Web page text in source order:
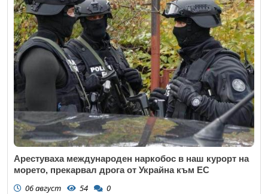
Арестуваха международен наркобос в наш курорт на
морето, прекарвал дрога от Украйна към ЕС
06 август 54 0